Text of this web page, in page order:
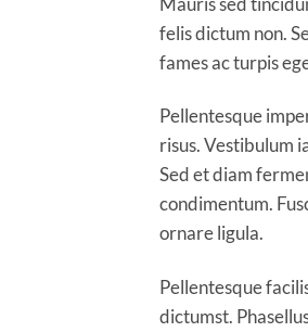
felis dictum non.
fames ac turpis
Pellentesque
risus. Vestibulum
Sed et diam
condimentum.
ornare ligula.
Pellentesque
dictumst.